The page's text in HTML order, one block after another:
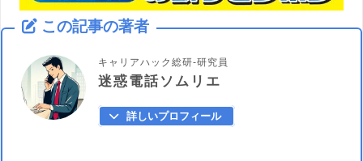
この記事の著者
キャリアハック総研-研究員
迷惑電話ソムリエ
詳しいプロフィール